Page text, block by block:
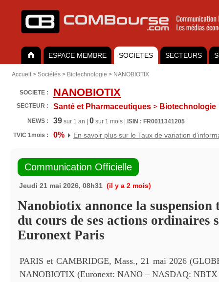
ESPACE MEMBRE SOCIETES SECTEURS
Accueil > Sociétés > Biotechnologie > NANOBIOTIX
SOCIETE : NANOBIOTIX
SECTEUR : Santé et Pharmaceutiques > Biotechnologie
NEWS : 39 sur 1 an | 0 sur 1 mois |
ISIN : FR0011341205
TVIC 1mois :
0% En savoir plus sur le Taux de variation
Communication Officielle
Jeudi 21 mai 2026, 08h31 (il y a 2 mois)
Nanobiotix annonce la suspension
du cours de ses actions ordinaires
Euronext Paris
PARIS et CAMBRIDGE, Mass., 21 mai 2026
NANOBIOTIX (Euronext: NANO – NASDAQ: